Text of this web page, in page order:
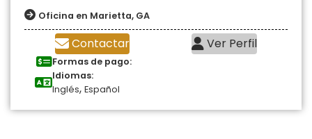
Oficina en Marietta, GA
Contactar Ver Perfil
Formas de pago:
Idiomas:
Inglés, Español